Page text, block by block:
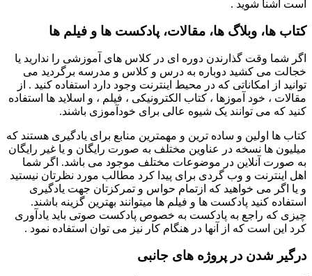
است آشنا شوید .
کتاب ها، وبلاگ ها، مقالات، پادکست ها و فیلم ها
اگر شما وقت گذارندن دوره ای در کلاس های آموزشی را ندارید یا
خجالت می کشید دوباره به درس و کلاس و مدرسه برگردید می
توانید از امکاناتی که در محیط اینترنت وجود دارد استفاده کنید . از
مقالات ، خود آموزها ، کتاب الکترونیکی ، فیلم ، و اسلاید ها استفاده
کنید که می توانند یک شیوه عالی برای خودآموزی باشند.
کتاب ها اولین و ساده ترین و مهمترین منابع برای یادگیری هستند که
میلیون ها نسخه در عناوین مختلف به صورت رایگان و یا غیر رایگان
به صورت آنلاین در موضوعات مختلف موجود می باشد. اگر شما
اهل اینترنت و وب گردی برای پیدا کرد مطالب مورد نظرتان نیستید
و یا اگر می خواهید که ازتمام حواس و تمرکزتان جهت یادگیری
استفاده کنید پادکست ها و فیلم ها میتوانند بهترین گزینه باشند.
چیزی که راجع به پادکست به خصوص پادکست صوتی باید یادآوری
کرد این است که از آنها در هنگام کار نیز می توان استفاده نمود .
درگیر شدن در پروژه های جانبی